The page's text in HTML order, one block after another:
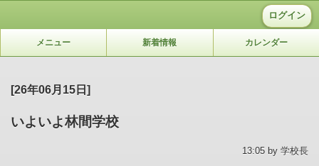
ログイン
メニュー 新着情報 カレンダー
[26年06月15日]
いよいよ林間学校
13:05 by 学校長